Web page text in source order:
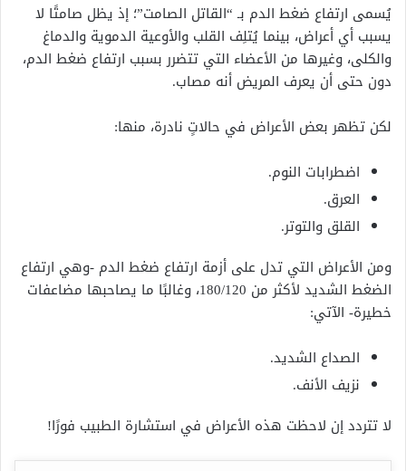
يُسمى ارتفاع ضغط الدم بـ “القاتل الصامت”؛ إذ يظل صامتًا لا
يسبب أي أعراض، بينما يُتلِف القلب والأوعية الدموية والدماغ
والكلى، وغيرها من الأعضاء التي تتضرر بسبب ارتفاع ضغط الدم،
دون حتى أن يعرف المريض أنه مصاب.
لكن تظهر بعض الأعراض في حالاتٍ نادرة، منها:
اضطرابات النوم.
العرق.
القلق والتوتر.
ومن الأعراض التي تدل على أزمة ارتفاع ضغط الدم -وهي ارتفاع
الضغط الشديد لأكثر من 180/120، وغالبًا ما يصاحبها مضاعفات
خطيرة- الآتي:
الصداع الشديد.
نزيف الأنف.
لا تتردد إن لاحظت هذه الأعراض في استشارة الطبيب فورًا!